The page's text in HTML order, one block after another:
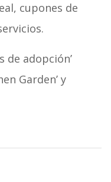
cupones de
de adopción’
Garden’ y